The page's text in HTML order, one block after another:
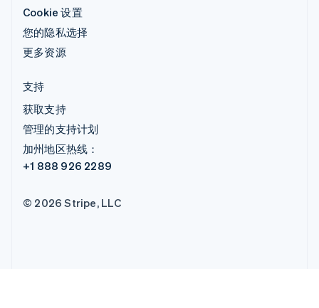
Cookie 设置
您的隐私选择
更多资源
支持
获取支持
管理的支持计划
加州地区热线：
+1 888 926 2289
© 2026 Stripe, LLC